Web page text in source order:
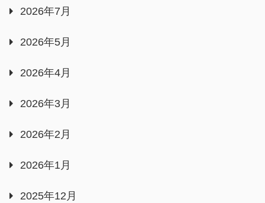
2026年7月
2026年5月
2026年4月
2026年3月
2026年2月
2026年1月
2025年12月